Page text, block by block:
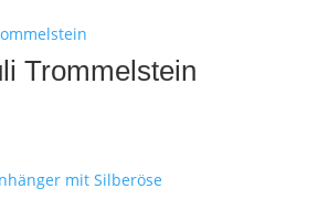
Trommelstein